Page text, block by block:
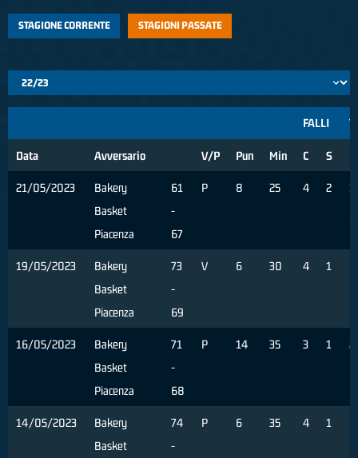
STAGIONE CORRENTE STAGIONI PASSATE
FALLI
Data Avversario V/P Pun Min C S
21/05/2023
Bakery
Basket
Piacenza
61
-
67
P 8 25 4 2 1
19/05/2023
Bakery
Basket
Piacenza
73
-
69
V 6 30 4 1
16/05/2023
Bakery
Basket
Piacenza
71
-
68
P 14 35 3 1 2
14/05/2023
Bakery
Basket
74
-
P 6 35 4 1